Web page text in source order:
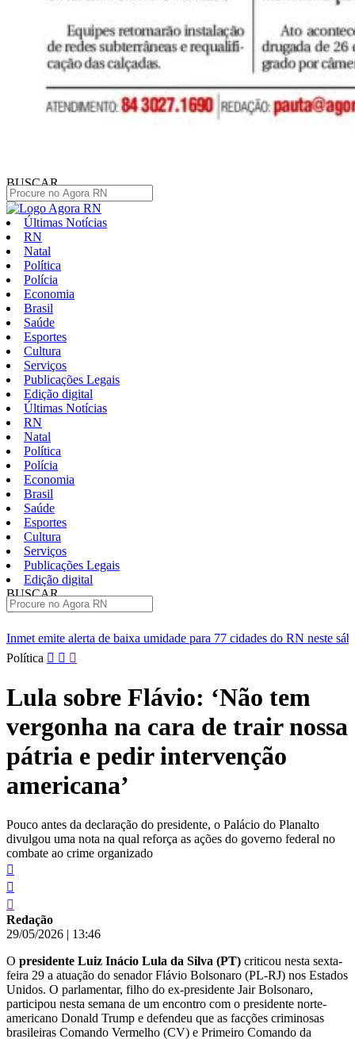
BUSCAR
Últimas Notícias
RN
Natal
Política
Polícia
Economia
Brasil
Saúde
Esportes
Cultura
Serviços
Publicações Legais
Edição digital
Últimas Notícias
RN
Natal
Política
Polícia
Economia
Brasil
Saúde
Esportes
Cultura
Serviços
Publicações Legais
Edição digital
BUSCAR
umidade para 77 cidades do RN neste sábado
Polícia Civil
Pular
conteúdo
Política
Lula sobre Flávio: ‘Não tem
vergonha na cara de trair nossa
pátria e pedir intervenção
americana’
Pouco antes da declaração do presidente, o Palácio do Planalto
divulgou uma nota na qual reforça as ações do governo federal no
combate ao crime organizado
Redação
29/05/2026 | 13:46
O presidente Luiz Inácio Lula da Silva (PT) criticou nesta sexta-
feira 29 a atuação do senador Flávio Bolsonaro (PL-RJ) nos Estados
Unidos. O parlamentar, filho do ex-presidente Jair Bolsonaro,
participou nesta semana de um encontro com o presidente norte-
americano Donald Trump e defendeu que as facções criminosas
brasileiras Comando Vermelho (CV) e Primeiro Comando da